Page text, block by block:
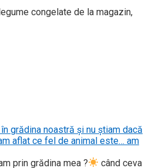
congelate de la magazin,
grădina noastră și nu știam dacă
aflat ce fel de animal este… am
prin grădina mea ?
când ceva